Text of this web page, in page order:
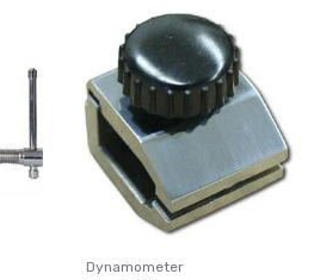
Dynamometer